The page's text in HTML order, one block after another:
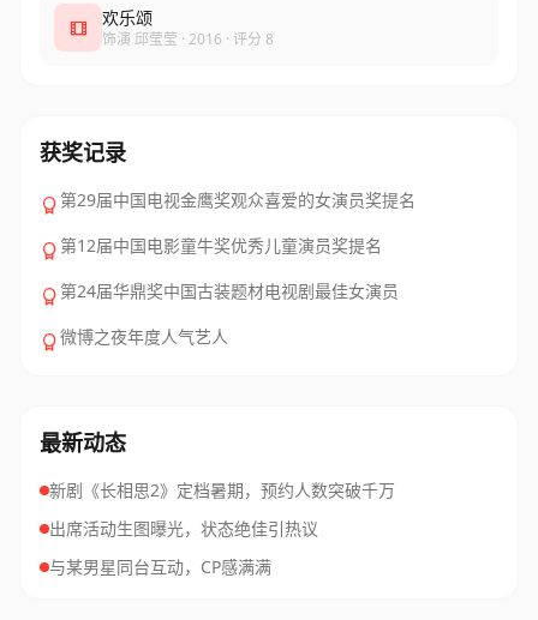
欢乐颂
饰演 邱莹莹 · 2016 · 评分 8
获奖记录
第29届中国电视金鹰奖观众喜爱的女演员奖提名
第12届中国电影童牛奖优秀儿童演员奖提名
第24届华鼎奖中国古装题材电视剧最佳女演员
微博之夜年度人气艺人
最新动态
新剧《长相思2》定档暑期，预约人数突破千万
出席活动生图曝光，状态绝佳引热议
与某男星同台互动，CP感满满